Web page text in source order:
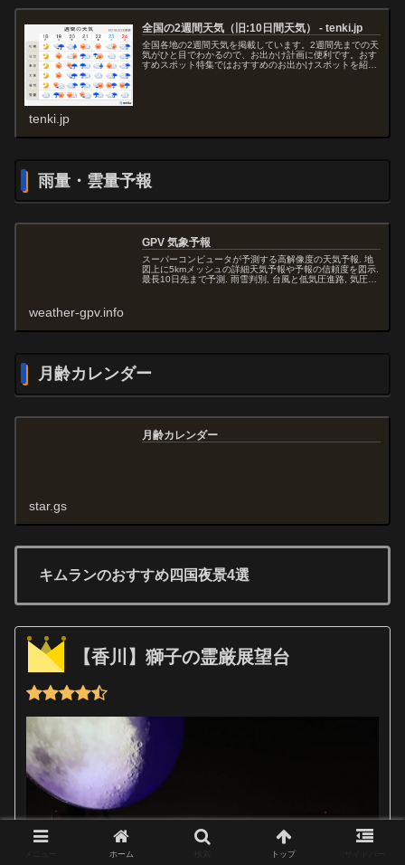
全国の2週間天気（旧:10日間天気） - tenki.jp
全国各地の2週間天気を掲載しています。2週間先までの天
気がひと目でわかるので、お出かけ計画に便利です。おす
すめスポット特集ではおすすめのお出かけスポットを紹介
tenki.jp
雨量・雲量予報
GPV 気象予報
スーパーコンピュータが予測する高解像度の天気予報. 地
図上に5kmメッシュの詳細天気予報や予報の信頼度を図示.
最長10日先まで予測. 雨雪判別, 台風と低気圧進路, 気圧・
weather-gpv.info
月齢カレンダー
月齢カレンダー
star.gs
キムランのおすすめ四国夜景4選
【香川】獅子の霊厳展望台
ホーム トップ